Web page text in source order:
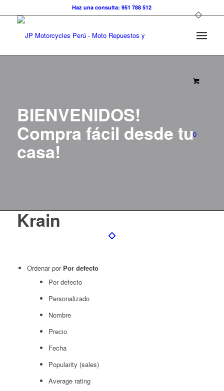
Haz una consulta: 951 788 512
0
BIENVENIDOS!
Compra fácil desde tu
casa!
Krain
Ordenar por Por defecto
Por defecto
Personalizado
Nombre
Precio
Fecha
Popularity (sales)
Average rating